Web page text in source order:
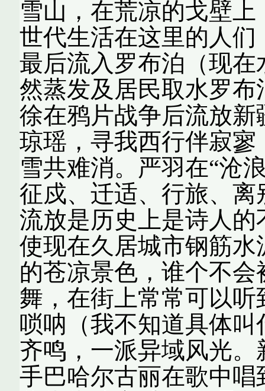
雪山，在荒凉的戈壁
世代生活在这里的人
最后流入罗布泊（现
然蒸发及居民取水罗
徐在鸦片战争后流放
琼瑶，寻我西行伴寂
雪共难消。严羽在“沧
征戍、迁适、行旅、
流放是历史上是诗人
使现在久居城市钢筋
的苍凉景色，谁个不
舞，在街上常常可以
唢呐（我不知道具体
齐鸣，一派异域风光
手巴哈尔古丽在歌中